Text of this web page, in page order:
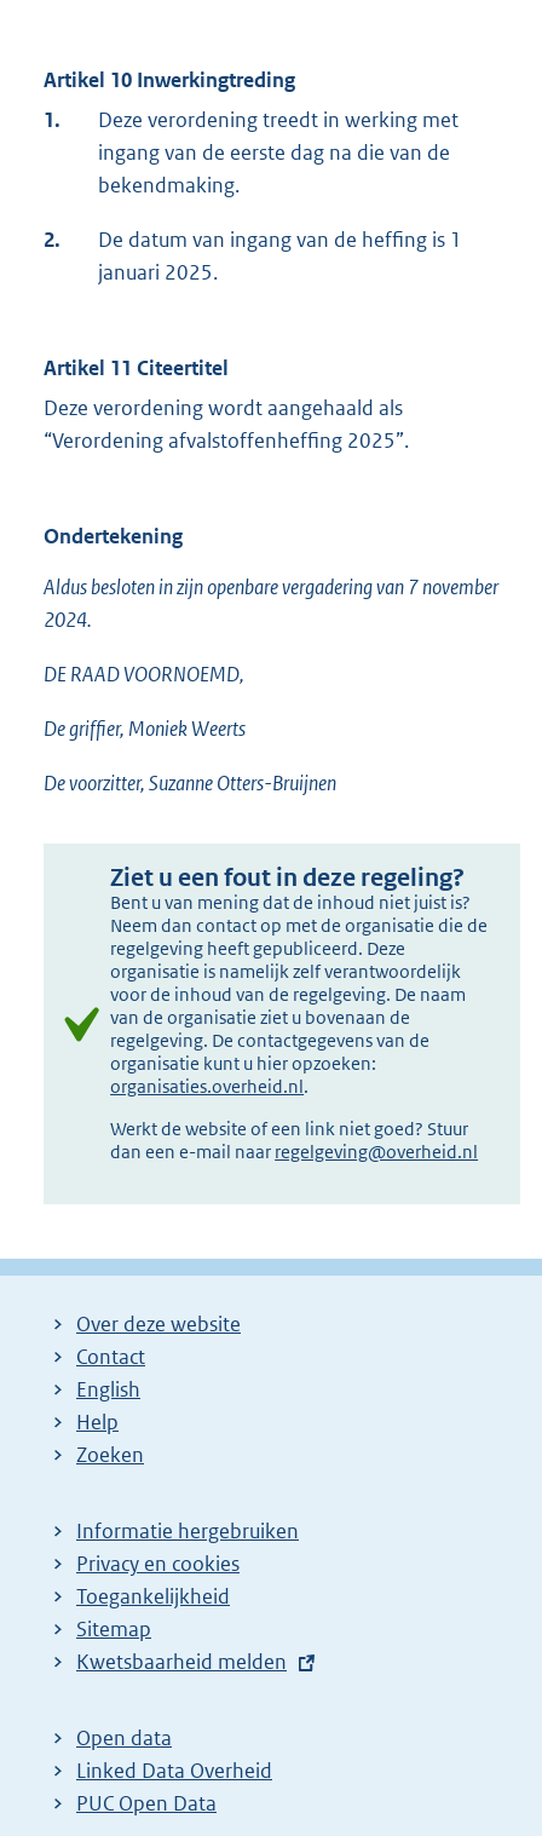
Artikel 10 Inwerkingtreding
1.
Deze verordening treedt in werking met
ingang van de eerste dag na die van de
bekendmaking.
2.
De datum van ingang van de heffing is 1
januari 2025.
Artikel 11 Citeertitel
Deze verordening wordt aangehaald als
“Verordening afvalstoffenheffing 2025”.
Ondertekening
Aldus besloten in zijn openbare vergadering van 7 november
2024.
DE RAAD VOORNOEMD,
De griffier, Moniek Weerts
De voorzitter, Suzanne Otters-Bruijnen
Ziet u een fout in deze regeling?
Bent u van mening dat de inhoud niet juist is?
Neem dan contact op met de organisatie die de
regelgeving heeft gepubliceerd. Deze
organisatie is namelijk zelf verantwoordelijk
voor de inhoud van de regelgeving. De naam
van de organisatie ziet u bovenaan de
regelgeving. De contactgegevens van de
organisatie kunt u hier opzoeken:
organisaties.overheid.nl.
Werkt de website of een link niet goed? Stuur
dan een e-mail naar regelgeving@overheid.nl
Over deze website
Contact
English
Help
Zoeken
Informatie hergebruiken
Privacy en cookies
Toegankelijkheid
Sitemap
E
t
e
r
Kwetsbaarheid melden
Open data
Linked Data Overheid
PUC Open Data